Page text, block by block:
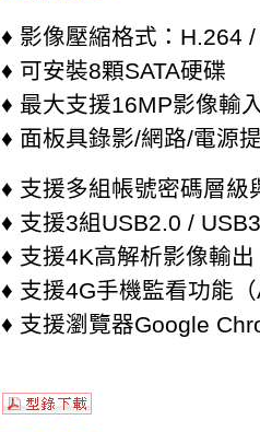
♦ 影像壓縮格式：H.264
♦ 可安裝8顆SATA硬碟
♦ 最大支援16MP影像輸
♦ 面板具錄影/網路/電源
♦ 支援多組帳號密碼層級
♦ 支援3組USB2.0 /
♦ 支援4K高解析影像輸出
♦ 支援4G手機監看功能
♦ 支援瀏覽器Google